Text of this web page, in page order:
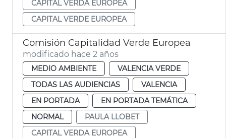
CAPITAL VERDA EUROPEA
CAPITAL VERDE EUROPEA
Comisión Capitalidad Verde Europea
modificado hace 2 años
MEDIO AMBIENTE
VALENCIA VERDE
TODAS LAS AUDIENCIAS
VALENCIA
EN PORTADA
EN PORTADA TEMÁTICA
NORMAL
PAULA LLOBET
CAPITAL VERDA EUROPEA